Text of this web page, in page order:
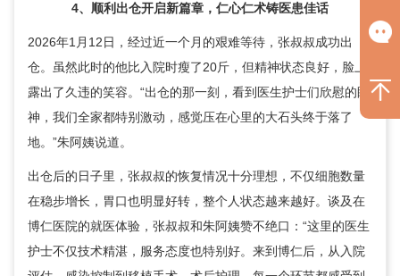
4、顺利出仓开启新篇章，仁心仁术铸医患佳话
2026年1月12日，经过近一个月的艰难等待，张叔叔成功出
仓。虽然此时的他比入院时瘦了20斤，但精神状态良好，脸上
露出了久违的笑容。“出仓的那一刻，看到医生护士们欣慰的眼
神，我们全家都特别激动，感觉压在心里的大石头终于落了
地。”朱阿姨说道。
出仓后的日子里，张叔叔的恢复情况十分理想，不仅细胞数量
在稳步增长，胃口也明显好转，整个人状态越来越好。谈及在
博仁医院的就医体验，张叔叔和朱阿姨赞不绝口：“这里的医生
护士不仅技术精湛，服务态度也特别好。来到博仁后，从入院